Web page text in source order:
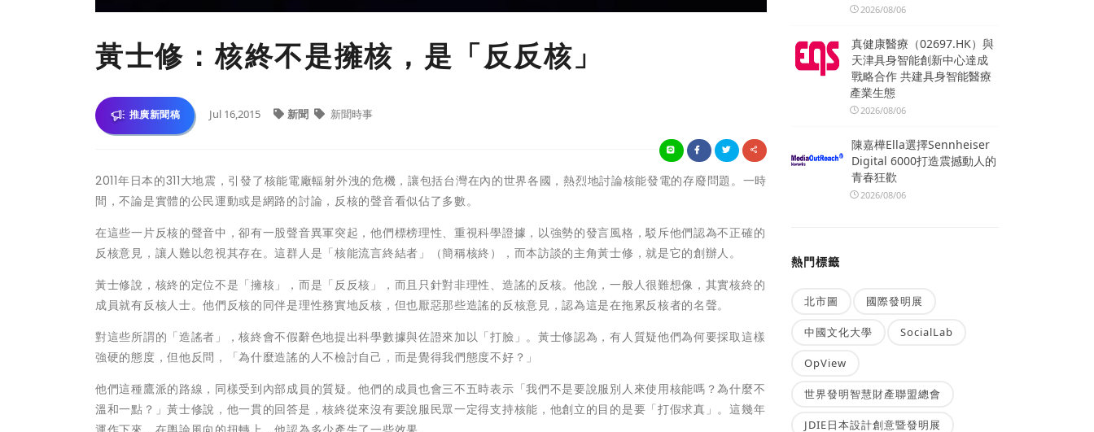
黃士修：核終不是擁核，是「反反核」
推廣新聞稿 Jul 16,2015 新聞 新聞時事
2011年日本的311大地震，引發了核能電廠輻射外洩的危機，讓包括台灣在內的世界各國，熱烈地討論核能發電的存廢問題。一時
間，不論是實體的公民運動或是網路的討論，反核的聲音看似佔了多數。
在這些一片反核的聲音中，卻有一股聲音異軍突起，他們標榜理性、重視科學證據，以強勢的發言風格，駁斥他們認為不正確的
反核意見，讓人難以忽視其存在。這群人是「核能流言終結者」（簡稱核終），而本訪談的主角黃士修，就是它的創辦人。
黃士修說，核終的定位不是「擁核」，而是「反反核」，而且只針對非理性、造謠的反核。他說，一般人很難想像，其實核終的
成員就有反核人士。他們反核的同伴是理性務實地反核，但也厭惡那些造謠的反核意見，認為這是在拖累反核者的名聲。
對這些所謂的「造謠者」，核終會不假辭色地提出科學數據與佐證來加以「打臉」。黃士修認為，有人質疑他們為何要採取這樣
強硬的態度，但他反問，「為什麼造謠的人不檢討自己，而是覺得我們態度不好？」
他們這種鷹派的路線，同樣受到內部成員的質疑。他們的成員也會三不五時表示「我們不是要說服別人來使用核能嗎？為什麼不
溫和一點？」黃士修說，他一貫的回答是，核終從來沒有要說服民眾一定得支持核能，他創立的目的是要「打假求真」。這幾年
2026/08/06
真健康醫療（02697.HK）與
天津具身智能創新中心達成
戰略合作 共建具身智能醫療
產業生態
2026/08/06
陳嘉樺Ella選擇Sennheiser
Digital 6000打造震撼動人的
青春狂歡
2026/08/06
熱門標籤
北市圖 國際發明展
中國文化大學 SocialLab
OpView
世界發明智慧財產聯盟總會
JDIE日本設計創意暨發明展